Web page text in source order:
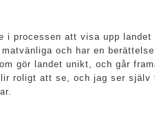
i processen att visa upp
och har en
gör landet unikt, och går
roligt att se, och jag ser själv